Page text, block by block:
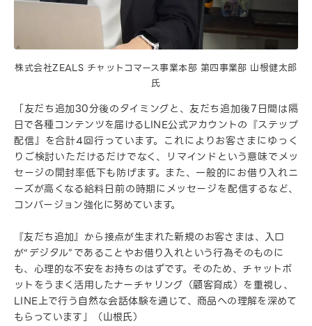
株式会社ZEALS チャットコマース事業本部 第四事業部 山根健太郎
氏
「友だち追加30分後のタイミングと、友だち追加後7日間は隔
日で各種コンテンツを届けるLINE公式アカウントの『ステップ
配信』を合計4回行っています。これによりお客さまにゆっく
りご検討いただけるだけでなく、リマインドという意味でメッ
セージの開封率低下も防げます。また、一般的にお借り入れニ
ーズが高くなる給料日前の時期にメッセージを配信するなど、
コンバージョン強化に努めています。
『友だち追加』から接点が生まれた新規のお客さまは、入口
が“デジタル”であることやお借り入れという行為そのものに
も、心理的な不安をお持ちのはずです。そのため、チャットボ
ットをうまく活用したナーチャリング（顧客育成）を重視し、
LINE上で行う自然な会話体験を通じて、商品への理解を深めて
もらっています」（山根氏）